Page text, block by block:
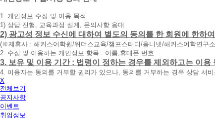
휴
대
폰
번
호
를
입
력
하
시
면
빠
1. 개인정보 수집 및 이용 목적
1) 상담 진행, 교육과정 설계, 문의사항 응대
2) 광고성 정보 수신에 대하여 별도의 동의를 한 회원에 한하
(※제휴사 : 해커스어학원/위더스교육/챔프스터디/옴니넷/해커스어학연구
2. 수집 및 이용하는 개인정보 항목 : 이름,휴대폰 번호
3. 보유 및 이용 기간 : 법령이 정하는 경우를 제외하고는 이
4. 이용자는 동의를 거부할 권리가 있으나, 동의를 거부하는 경우 상담 서
X
전체보기
공지사항
이벤트
취업정보